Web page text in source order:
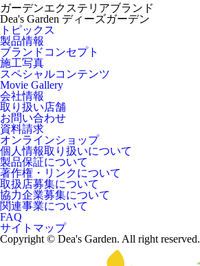
ガーデンエクステリアブランド
Dea's Garden ディーズガーデン
トピックス
製品情報
ブランドコンセプト
施工写真
スペシャルコンテンツ
Movie Gallery
会社情報
取り扱い店舗
お問い合わせ
資料請求
オンラインショップ
個人情報取り扱いについて
製品保証について
著作権・リンクについて
取扱店募集について
協力企業募集について
関連事業について
FAQ
サイトマップ
Copyright © Dea's Garden. All right reserved.